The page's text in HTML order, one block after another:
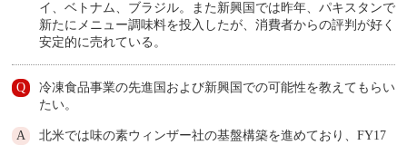
イ、ベトナム、ブラジル。また新興国では昨年、パキスタンで
新たにメニュー調味料を投入したが、消費者からの評判が好く
安定的に売れている。
冷凍食品事業の先進国および新興国での可能性を教えてもらい
たい。
北米では味の素ウィンザー社の基盤構築を進めており、FY17